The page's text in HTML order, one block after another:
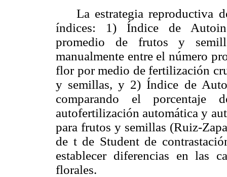
La estrategia reproductiva
índices: 1) Índice de
promedio de frutos y
manualmente entre el número
flor por medio de fertilización
y semillas, y 2) Índice de
comparando el
autofertilización automática y
para frutos y semillas (Ruiz-
de t de Student de
establecer diferencias en las
florales.